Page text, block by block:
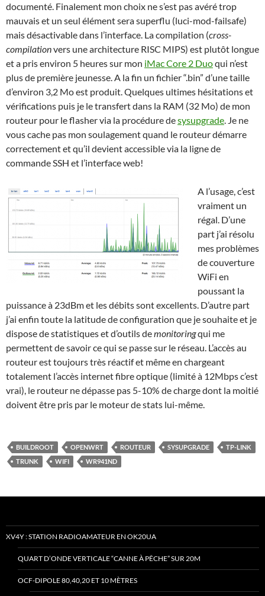
documenté. Finalement mon choix ne s’est pas avéré trop
mauvais et un seul élément sera superflu (luci-mod-failsafe)
mais désactivable dans l’interface. La compilation (cross-
compilationvers une architecture RISC MIPS) est plutôt longue
et a pris environ 5 heures sur mon iMac Core 2 Duoqui n’est
plus de première jeunesse. A la fin un fichier “.bin” d’une taille
d’environ 3,2 Mo est produit. Quelques ultimes hésitations et
vérifications puis je le transfert dans la RAM (32 Mo) de mon
routeur pour le flasher via la procédure desysupgrade. Je ne
vous cache pas mon soulagement quand le routeur démarre
correctement et qu’il devient accessible via la ligne de
commande SSH et l’interface web!
A l’usage, c’est
vraiment un
régal. D’une
part j’ai résolu
mes problèmes
de couverture
WiFi en
poussant la
puissance à 23dBm et les débits sont excellents. D’autre part
j’ai enfin toute la latitude de configuration que je souhaite et je
dispose de statistiques et d’outils demonitoringqui me
permettent de savoir ce qui se passe sur le réseau. L’accès au
routeur est toujours très réactif et même en chargeant
totalement l’accès internet fibre optique (limité à 12Mbps c’est
vrai), le routeur ne dépasse pas 5-10% de charge dont la moitié
doivent être pris par le moteur de stats lui-même.
BUILDROOT OPENWRT ROUTEUR SYSUPGRADE
TP-LINK
TRUNK
WIFI WR941ND
XV4Y : STATION RADIOAMATEUR EN OK20UA
QUART D’ONDE VERTICALE “CANNE À PÊCHE” SUR 20M
OCF-DIPOLE 80,40,20 ET 10 MÈTRES